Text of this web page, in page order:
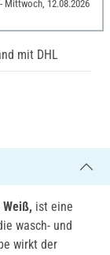
Mittwoch, 12.08.2026
mit DHL
Weiß, ist eine
wasch- und
wirkt der